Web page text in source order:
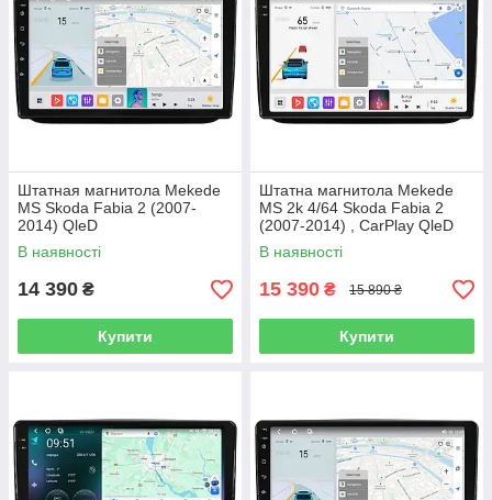
Штатная магнитола Mekede
MS Skoda Fabia 2 (2007-
2014) QleD
В наявності
14 390 ₴
Купити
Штатна магнитола Mekede
MS 2k 4/64 Skoda Fabia 2
(2007-2014) , CarPlay QleD
В наявності
15 390 ₴ 15 890 ₴
Купити